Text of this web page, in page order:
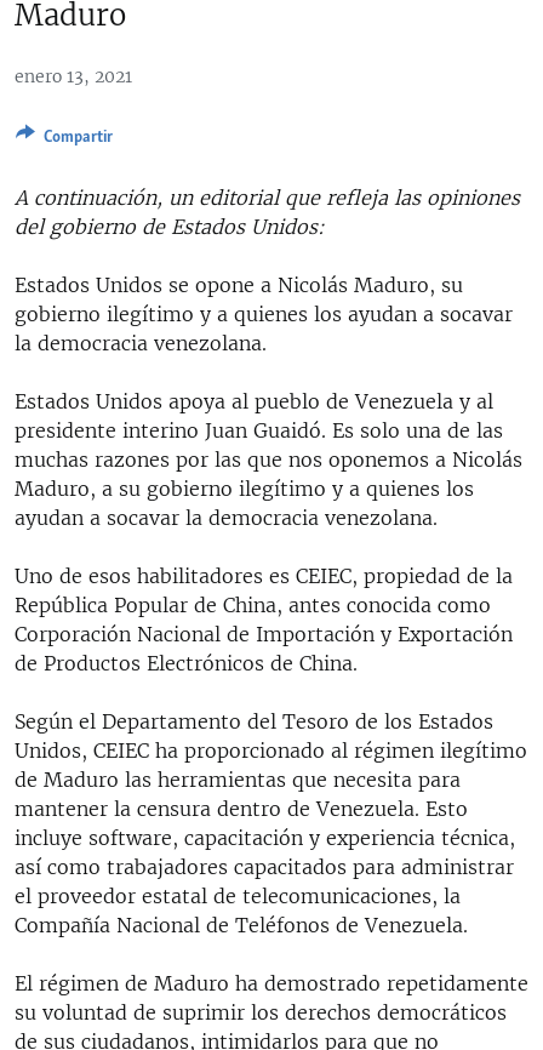
RADIO MARTÍ
LA REALIDAD DE LA VIVIENDA EN CUBA
SER VIEJO EN CUBA
KENTU-CUBANO
LOS SANTOS DE HIALEAH
DESINFORMACIÓN RUSA EN AMÉRICA LATINA
EDITORIALES
SÍGUENOS
Maduro
enero 13, 2021
Compartir
A continuación, un editorial que refleja las opiniones
del gobierno de Estados Unidos:
Estados Unidos se opone a Nicolás Maduro, su
gobierno ilegítimo y a quienes los ayudan a socavar
la democracia venezolana.
Estados Unidos apoya al pueblo de Venezuela y al
presidente interino Juan Guaidó. Es solo una de las
muchas razones por las que nos oponemos a Nicolás
Maduro, a su gobierno ilegítimo y a quienes los
ayudan a socavar la democracia venezolana.
Uno de esos habilitadores es CEIEC, propiedad de la
República Popular de China, antes conocida como
Corporación Nacional de Importación y Exportación
de Productos Electrónicos de China.
Según el Departamento del Tesoro de los Estados
Unidos, CEIEC ha proporcionado al régimen ilegítimo
de Maduro las herramientas que necesita para
mantener la censura dentro de Venezuela. Esto
incluye software, capacitación y experiencia técnica,
así como trabajadores capacitados para administrar
el proveedor estatal de telecomunicaciones, la
Compañía Nacional de Teléfonos de Venezuela.
El régimen de Maduro ha demostrado repetidamente
su voluntad de suprimir los derechos democráticos
de sus ciudadanos, intimidarlos para que no